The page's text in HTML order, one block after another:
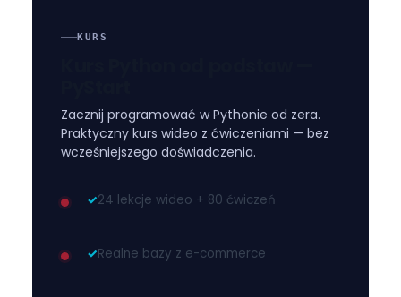
KURS
Zacznij programować w Pythonie od zera.
Praktyczny kurs wideo z ćwiczeniami — bez
wcześniejszego doświadczenia.
✓24 lekcje wideo + 80 ćwiczeń
✓Realne bazy z e-commerce